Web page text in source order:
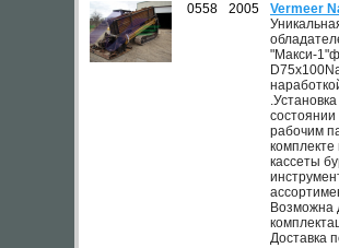
0558 2005
Vermeer
"Макси-
состоянии
рабочим
комплекте
кассеты
Возможна
Доставка